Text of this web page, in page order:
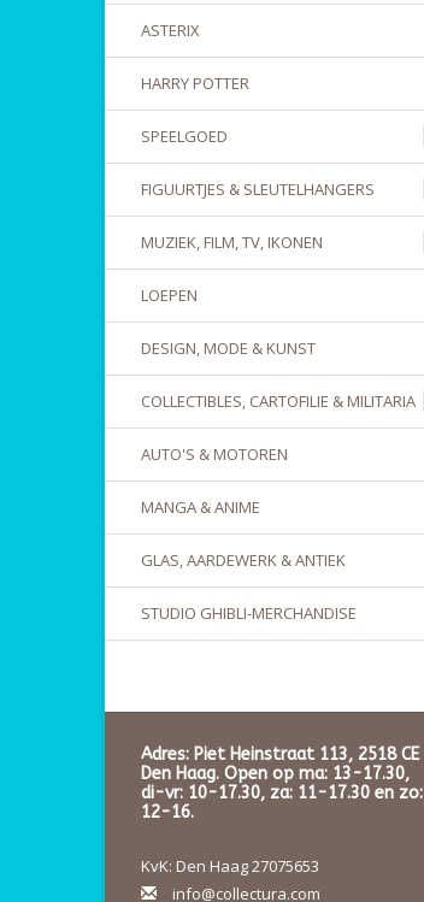
ASTERIX
HARRY POTTER
SPEELGOED
FIGUURTJES & SLEUTELHANGERS
MUZIEK, FILM, TV, IKONEN
LOEPEN
DESIGN, MODE & KUNST
COLLECTIBLES, CARTOFILIE & MILITARIA
AUTO'S & MOTOREN
MANGA & ANIME
GLAS, AARDEWERK & ANTIEK
STUDIO GHIBLI-MERCHANDISE
Adres: Piet Heinstraat 113, 2518 CE
Den Haag. Open op ma: 13-17.30,
di-vr: 10-17.30, za: 11-17.30 en zo:
12-16.
KvK: Den Haag 27075653
info@collectura.com